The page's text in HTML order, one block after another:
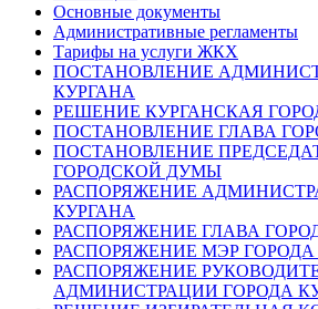
Основные документы
Административные регламенты
Тарифы на услуги ЖКХ
ПОСТАНОВЛЕНИЕ
КУРГАНА
РЕШЕНИЕ КУРГАНСКАЯ
ПОСТАНОВЛЕНИЕ ГЛАВА
ПОСТАНОВЛЕНИЕ
ГОРОДСКОЙ ДУМЫ
РАСПОРЯЖЕНИЕ
КУРГАНА
РАСПОРЯЖЕНИЕ ГЛАВА
РАСПОРЯЖЕНИЕ МЭР ГОРОДА
РАСПОРЯЖЕНИЕ
АДМИНИСТРАЦИИ ГОРОДА